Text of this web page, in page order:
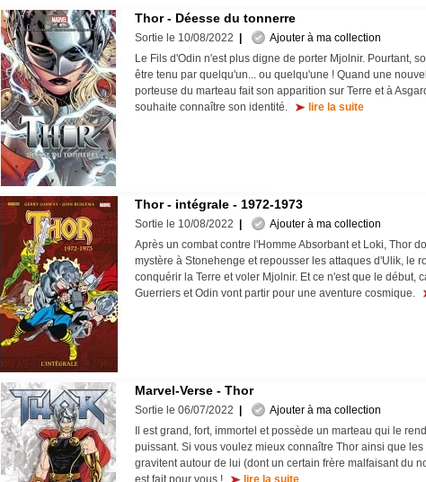
Thor - Déesse du tonnerre
Sortie le 10/08/2022
Ajouter à ma collection
Le Fils d'Odin n'est plus digne de porter Mjolnir. Pourtant,
être tenu par quelqu'un... ou quelqu'une ! Quand une
porteuse du marteau fait son apparition sur Terre et à
souhaite connaître son identité.
lire la suite
Thor - intégrale - 1972-1973
Sortie le 10/08/2022
Ajouter à ma collection
Après un combat contre l'Homme Absorbant et Loki, Thor
mystère à Stonehenge et repousser les attaques d'Ulik, le
conquérir la Terre et voler Mjolnir. Et ce n'est que le début,
Guerriers et Odin vont partir pour une aventure cosmique.
Marvel-Verse - Thor
Sortie le 06/07/2022
Ajouter à ma collection
Il est grand, fort, immortel et possède un marteau qui le
puissant. Si vous voulez mieux connaître Thor ainsi que
gravitent autour de lui (dont un certain frère malfaisant du
est fait pour vous !
lire la suite